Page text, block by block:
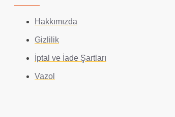
Hakkımızda
Gizlilik
İptal ve İade Şartları
Vazol